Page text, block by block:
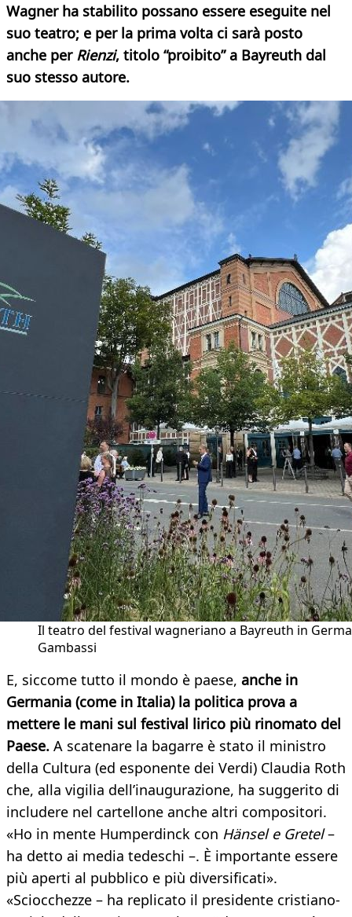
Wagner ha stabilito possano essere eseguite nel
suo teatro; e per la prima volta ci sarà posto
anche per Rienzi, titolo “proibito” a Bayreuth dal
suo stesso autore.
Il teatro del festival wagneriano a Bayreuth in
Gambassi
E, siccome tutto il mondo è paese, anche in
Germania (come in Italia) la politica prova a
mettere le mani sul festival lirico più rinomato del
Paese. A scatenare la bagarre è stato il ministro
della Cultura (ed esponente dei Verdi) Claudia Roth
che, alla vigilia dell’inaugurazione, ha suggerito di
includere nel cartellone anche altri compositori.
«Ho in mente Humperdinck con Hänsel e Gretel–
ha detto ai media tedeschi –. È importante essere
più aperti al pubblico e più diversificati».
«Sciocchezze – ha replicato il presidente cristiano-